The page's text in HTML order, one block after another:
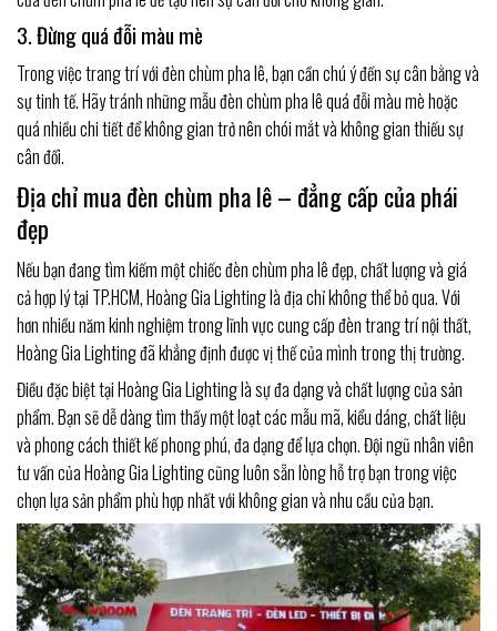
3. Đừng quá đỗi màu mè
Trong việc trang trí với đèn chùm pha lê, bạn cần chú ý đến sự cân bằng và
sự tinh tế. Hãy tránh những mẫu đèn chùm pha lê quá đỗi màu mè hoặc
quá nhiều chi tiết để không gian trở nên chói mắt và không gian thiếu sự
cân đối.
Địa chỉ mua đèn chùm pha lê – đẳng cấp của phái
đẹp
Nếu bạn đang tìm kiếm một chiếc đèn chùm pha lê đẹp, chất lượng và giá
cả hợp lý tại TP.HCM, Hoàng Gia Lighting là địa chỉ không thể bỏ qua. Với
hơn nhiều năm kinh nghiệm trong lĩnh vực cung cấp đèn trang trí nội thất,
Hoàng Gia Lighting đã khẳng định được vị thế của mình trong thị trường.
Điều đặc biệt tại Hoàng Gia Lighting là sự đa dạng và chất lượng của sản
phẩm. Bạn sẽ dễ dàng tìm thấy một loạt các mẫu mã, kiểu dáng, chất liệu
và phong cách thiết kế phong phú, đa dạng để lựa chọn. Đội ngũ nhân viên
tư vấn của Hoàng Gia Lighting cũng luôn sẵn lòng hỗ trợ bạn trong việc
chọn lựa sản phẩm phù hợp nhất với không gian và nhu cầu của bạn.